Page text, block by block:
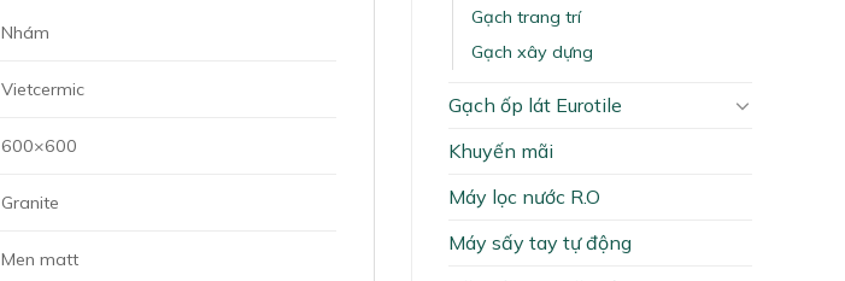
Gạch trang trí
Gạch xây dựng
Gạch ốp lát Eurotile
Khuyến mãi
Máy lọc nước R.O
Máy sấy tay tự động
Nhám
Vietcermic
600×600
Granite
Men matt